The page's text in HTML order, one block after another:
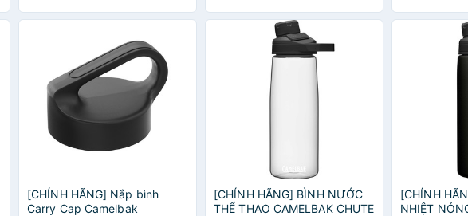
[CHÍNH HÃNG] Nắp bình
Carry Cap Camelbak
[CHÍNH HÃNG] BÌNH NƯỚC
THỂ THAO CAMELBAK CHUTE
[CHÍNH
NHIỆT